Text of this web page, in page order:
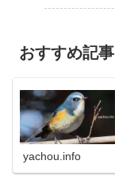
おすすめ記事
yachou.info